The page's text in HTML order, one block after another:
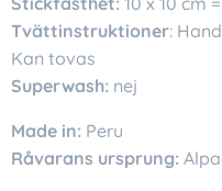
Tvättinstruktioner:
Kan tovas
Superwash: nej
Made in: Peru
Råvarans ursprung: